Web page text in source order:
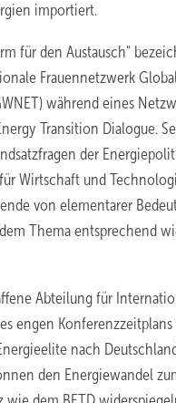
importiert.
für den Austausch"
Frauennetzwerk
während eines
Transition Dialogue.
der
Wirtschaft und
von elementarer
Thema entsprechend
Abteilung für
engen
nach
den Energiewandel